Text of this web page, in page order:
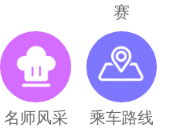
赛
名师风采 乘车路线